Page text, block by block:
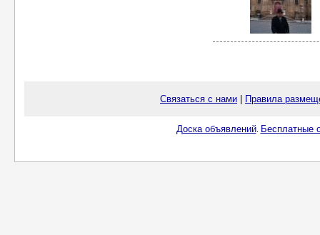
Связаться с нами Правила
Доска объявлений. Бесплатные